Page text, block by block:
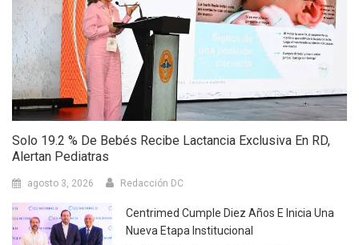
Solo 19.2 % De Bebés Recibe Lactancia Exclusiva En RD,
Alertan Pediatras
agosto 3, 2026 Redacción DC
Centrimed Cumple Diez Años E Inicia Una
Nueva Etapa Institucional